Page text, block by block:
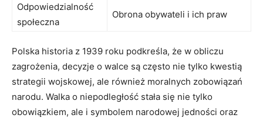
Odpowiedzialność
społeczna
Obrona obywateli i ich praw
Polska ‌historia z 1939 roku podkreśla, że w obliczu
zagrożenia, decyzje o walce są często nie ‍tylko kwestią
strategii wojskowej, ale‌ również ‌moralnych zobowiązań
narodu.⁤ Walka‌ o niepodległość stała‌ się nie⁢ tylko
obowiązkiem, ale i symbolem narodowej jedności oraz